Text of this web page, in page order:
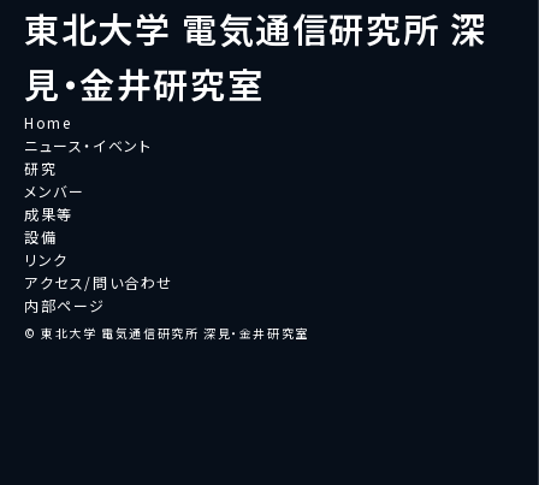
東北大学 電気通信研究所 深
見・金井研究室
Home
ニュース・イベント
研究
メンバー
成果等
設備
リンク
アクセス/問い合わせ
内部ページ
© 東北大学 電気通信研究所 深見・金井研究室